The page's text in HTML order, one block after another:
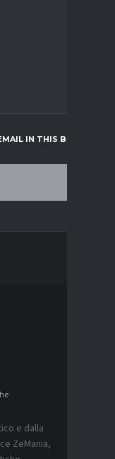
IN THIS BROWSER
e dalla
ZeMania,